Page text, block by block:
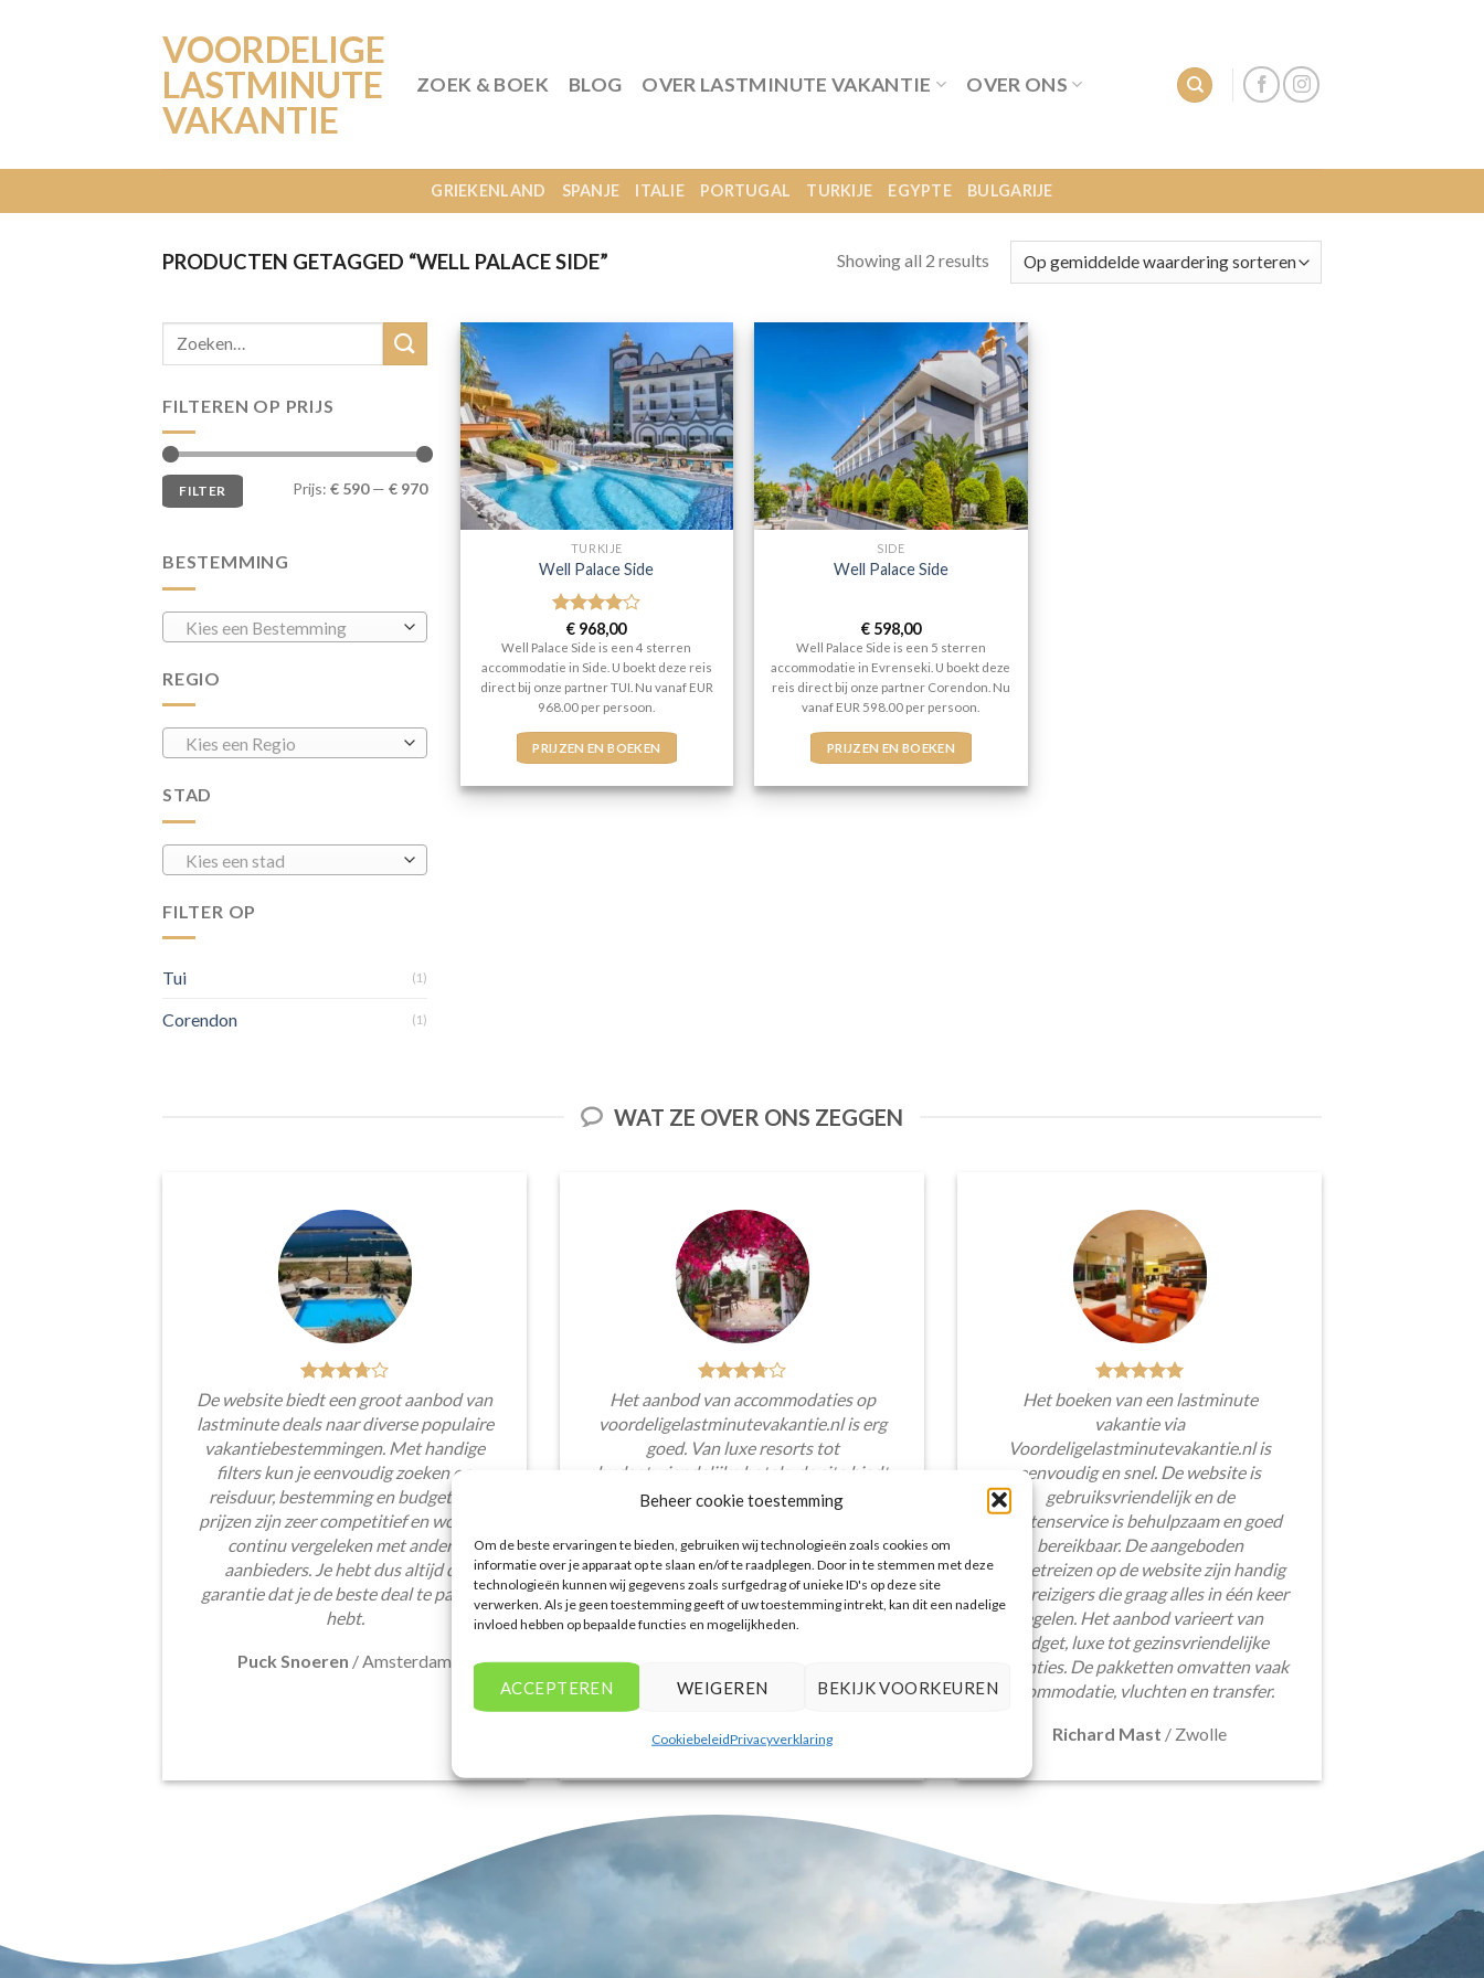
Beheer cookie toestemming
Om de beste ervaringen te bieden, gebruiken wij technologieën zoals cookies om
informatie over je apparaat op te slaan en/of te raadplegen. Door in te stemmen met deze
technologieën kunnen wij gegevens zoals surfgedrag of unieke ID's op deze site
verwerken. Als je geen toestemming geeft of uw toestemming intrekt, kan dit een nadelige
invloed hebben op bepaalde functies en mogelijkheden.
ACCEPTEREN WEIGEREN BEKIJK VOORKEUREN
CookiebeleidPrivacyverklaring
VOORDELIGE
LASTMINUTE
VAKANTIE
ZOEK & BOEK BLOG OVER LASTMINUTE VAKANTIE OVER ONS
GRIEKENLAND SPANJE ITALIE PORTUGAL TURKIJE EGYPTE BULGARIJE
PRODUCTEN GETAGGED “WELL PALACE SIDE” Showing all 2 results
FILTEREN OP PRIJS
Min.
prijs
Max.
prijsFILTER Prijs: € 590— € 970
BESTEMMING
Kies een Bestemming
REGIO
Kies een Regio
STAD
Kies een stad
FILTER OP
Tui (1)
Corendon (1)
TURKIJE
Well Palace Side
Gewaardeerd
4uit 5
€ 968,00
Well Palace Side is een 4 sterren
accommodatie in Side. U boekt deze reis
direct bij onze partner TUI. Nu vanaf EUR
968.00 per persoon.
PRIJZEN EN BOEKEN
SIDE
Well Palace Side
€598,00
Well Palace Side is een 5 sterren
accommodatie in Evrenseki. U boekt deze
reis direct bij onze partner Corendon. Nu
vanaf EUR 598.00 per persoon.
PRIJZEN EN BOEKEN
WAT ZE OVER ONS ZEGGEN
De website biedt een groot aanbod van
lastminute deals naar diverse populaire
vakantiebestemmingen. Met handige
filters kun je eenvoudig zoeken op
reisduur, bestemming en budget. De
prijzen zijn zeer competitief en worden
continu vergeleken met andere
aanbieders. Je hebt dus altijd de
garantie dat je de beste deal te pakken
hebt.
Puck Snoeren / Amsterdam
Het aanbod van accommodaties op
voordeligelastminutevakantie.nl is erg
goed. Van luxe resorts tot
budgetvriendelijke hotels, de site biedt
een breed scala aan opties. De handige
accommodaties te vinden die
aansluiten bij mijn voorkeuren en
budget.
Tim Beukers/Tilburg
Het boeken van een lastminute
vakantie via
Voordeligelastminutevakantie.nl is
eenvoudig en snel. De website is
gebruiksvriendelijk en de
klantenservice is behulpzaam en goed
bereikbaar. De aangeboden
pakketreizen op de website zijn handig
voor reizigers die graag alles in één keer
regelen. Het aanbod varieert van
budget, luxe tot gezinsvriendelijke
vakanties. De pakketten omvatten vaak
accommodatie, vluchten en transfer.
Richard Mast / Zwolle